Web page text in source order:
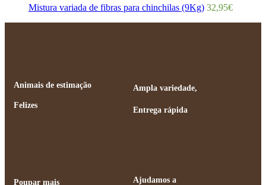
Mistura variada de fibras para chinchilas (9Kg) 32,95€
Animais de estimação
Felizes
Ampla variedade,
Entrega rápida
Poupar mais Ajudamos a